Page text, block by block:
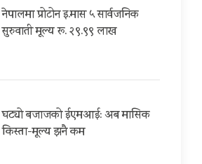
नेपालमा प्रोटोन इ.मास ५ सार्वजनिक
सुरुवाती मूल्य रू. २९.९९ लाख
घट्यो बजाजको ईएमआई: अब मासिक
किस्ता-मूल्य झनै कम